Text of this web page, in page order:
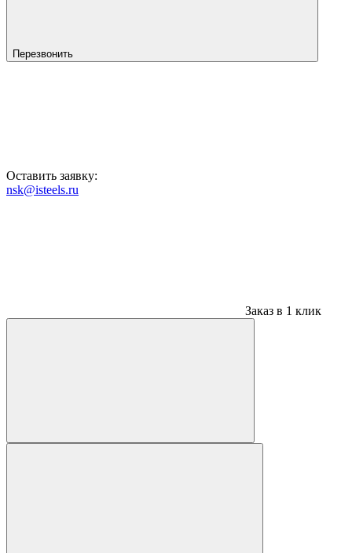
Перезвонить
Оставить заявку:
nsk@isteels.ru
Заказ в 1 клик